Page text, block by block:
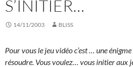
S’INITIER…
14/11/2003 BLISS
Pour vous le jeu vidéo c’est … une
résoudre. Vous voulez… vous initier aux